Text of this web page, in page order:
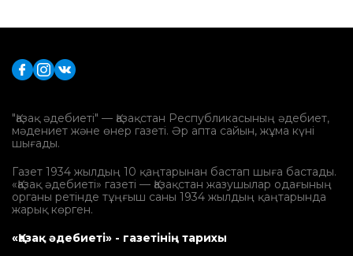
"Қазақ әдебиеті" — Қазақстан Республикасының әдебиет,
мәдениет және өнер газеті. Әр апта сайын, жұма күні
шығады.
Газет 1934 жылдың 10 қаңтарынан бастап шыға бастады.
«Қазақ әдебиеті» газеті — Қазақстан жазушылар одағының
органы ретінде тұңғыш саны 1934 жылдың қаңтарында
жарық көрген.
«Қазақ әдебиеті» - газетінің тарихы